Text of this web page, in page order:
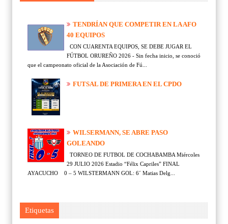
TENDRÍAN QUE COMPETIR EN LA AFO
40 EQUIPOS
CON CUARENTA EQUIPOS, SE DEBE JUGAR EL
FÚTBOL ORUREÑO 2026 - Sin fecha inicio, se conoció
que el campeonato oficial de la Asociación de Fú...
FUTSAL DE PRIMERA EN EL CPDO
WILSERMANN, SE ABRE PASO
GOLEANDO
TORNEO DE FUTBOL DE COCHABAMBA Miércoles
29 JULIO 2026 Estadio “Félix Capriles” FINAL
AYACUCHO 0 – 5 WILSTERMANN GOL: 6´ Matias Delg...
Etiquetas